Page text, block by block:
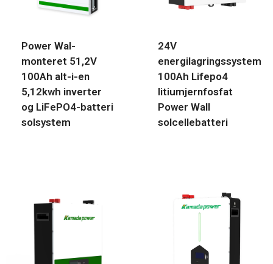
Power Wal-
monteret 51,2V
100Ah alt-i-en
5,12kwh inverter
og LiFePO4-batteri
solsystem
24V
energilagringssystem
100Ah Lifepo4
litiumjernfosfat
Power Wall
solcellebatteri